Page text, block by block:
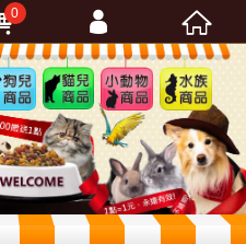
貓兒
商品
小動
物商
品
水族
商品
0
入
碼
員
詢